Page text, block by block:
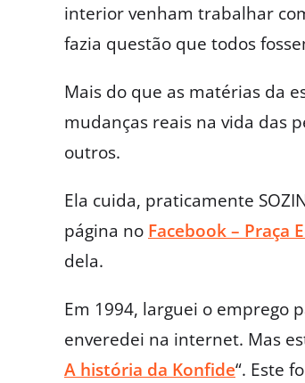
interior venham trabalhar
fazia questão que todos
Mais do que as matérias da
mudanças reais na vida das
outros.
Ela cuida, praticamente
página no Facebook – Praça
dela.
Em 1994, larguei o emprego
enveredei na internet. Mas
A história da Konfide“. Este